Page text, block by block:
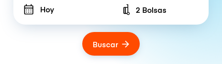
Hoy Number of bags
2 Bolsas
Buscar